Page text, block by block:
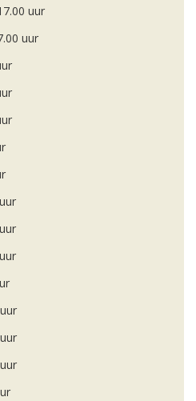
uur
uur